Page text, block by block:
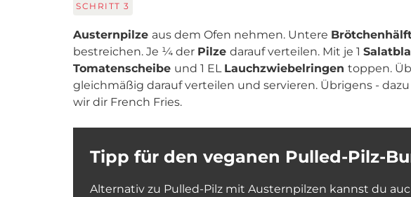
SCHRITT 3
Austernpilze aus dem Ofen nehmen. Untere
bestreichen. Je ¼ der Pilze darauf verteilen. Mit je 1
Tomatenscheibe und 1 EL Lauchzwiebelringen toppen.
gleichmäßig darauf verteilen und servieren. Übrigens -
wir dir French Fries.
Tipp für den veganen Pulled-Pilz-
Alternativ zu Pulled-Pilz mit Austernpilzen kannst du